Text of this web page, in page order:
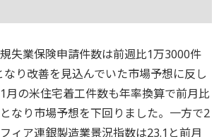
失業保険申請件数は前週比1万3000件
り改善を見込んでいた市場予想に反し
月の米住宅着工件数も年率換算で前月比
なり市場予想を下回りました。一方で2
ィア連銀製造業景況指数は23.1と前月